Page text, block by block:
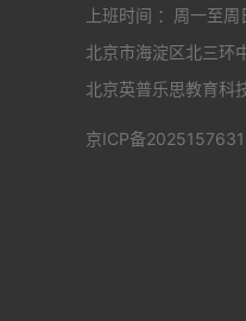
上班时间 ：周一至
北京市海淀区北三环
北京英普乐思教育科
京ICP备